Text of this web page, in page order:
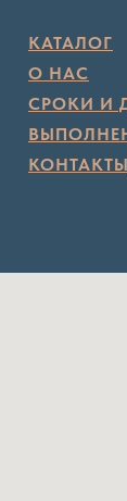
КАТАЛОГ
О НАС
СРОКИ И
КОНТАКТЫ